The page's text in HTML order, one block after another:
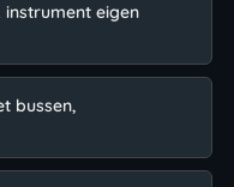
eigen
bussen,